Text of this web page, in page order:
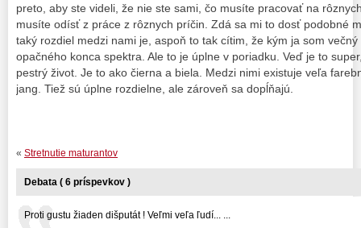
preto, aby ste videli, že nie ste sami, čo musíte pracovať na
musíte odísť z práce z rôznych príčin. Zdá sa mi to dosť podobné
taký rozdiel medzi nami je, aspoň to tak cítim, že kým ja som
opačného konca spektra. Ale to je úplne v poriadku. Veď je to
pestrý život. Je to ako čierna a biela. Medzi nimi existuje veľa
jang. Tiež sú úplne rozdielne, ale zároveň sa dopĺňajú.
« Stretnutie maturantov
Debata ( 6 príspevkov )
Proti gustu žiaden dišputát ! Veľmi veľa ľudí... ...